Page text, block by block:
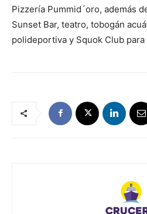
Pizzería Pummid´oro, además
Sunset Bar, teatro, tobogán
polideportiva y Squok Club para